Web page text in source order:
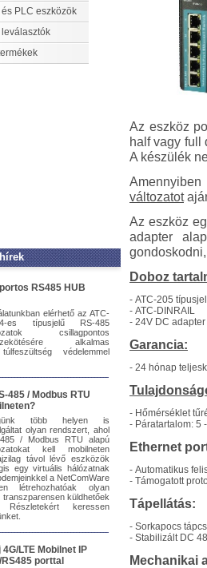
és PLC eszközök
RS485 HUB
elérhető az ATC-
es típusjelű RS-485
csillagpontos
alkalmas
védelemmel
485 / Modbus RTU
több helyen is
olyan rendszert, ahol
485 / Modbus RTU alapú
kell mobilneten
távol lévő eszközök
egy virtuális hálózatnak
a NetComWare
létrehozhatóak olyan
küldhetőek
keressen
4G/LTE Mobilnet IP
porttal
Az eszköz
half vagy full
A készülék
változatot
Az eszköz
adapter
Doboz
- ATC-205
- ATC-DINRAIL
- 24V DC adapter
Garancia:
- 24 hónap
- Hőmérséklet
- Páratartalom: 5
Ethernet
- Automatikus
- Támogatott
Tápellátás:
- Sorkapocs
- Stabilizált DC
Mechanikai